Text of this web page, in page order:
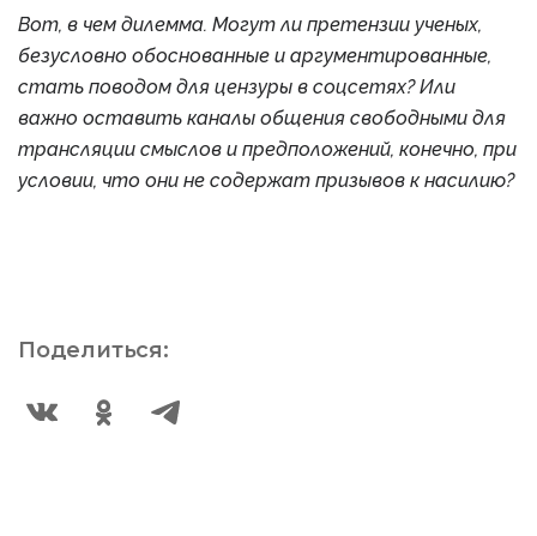
Вот, в чем дилемма. Могут ли претензии ученых,
безусловно обоснованные и аргументированные,
стать поводом для цензуры в соцсетях? Или
важно оставить каналы общения свободными для
трансляции смыслов и предположений, конечно, при
условии, что они не содержат призывов к насилию?
Поделиться: